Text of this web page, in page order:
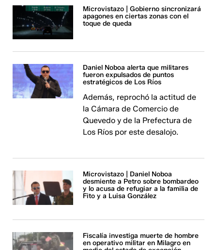
Microvistazo | Gobierno sincronizará
apagones en ciertas zonas con el
toque de queda
Daniel Noboa alerta que militares
fueron expulsados de puntos
estratégicos de Los Ríos
Además, reprochó la actitud de
la Cámara de Comercio de
Quevedo y de la Prefectura de
Los Ríos por este desalojo.
Microvistazo | Daniel Noboa
desmiente a Petro sobre bombardeo
y lo acusa de refugiar a la familia de
Fito y a Luisa González
Fiscalía investiga muerte de hombre
en operativo militar en Milagro en